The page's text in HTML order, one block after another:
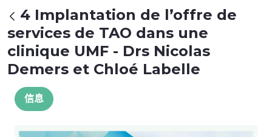
返回
4 Implantation de l’offre de
services de TAO dans une
clinique UMF - Drs Nicolas
Demers et Chloé Labelle
信息